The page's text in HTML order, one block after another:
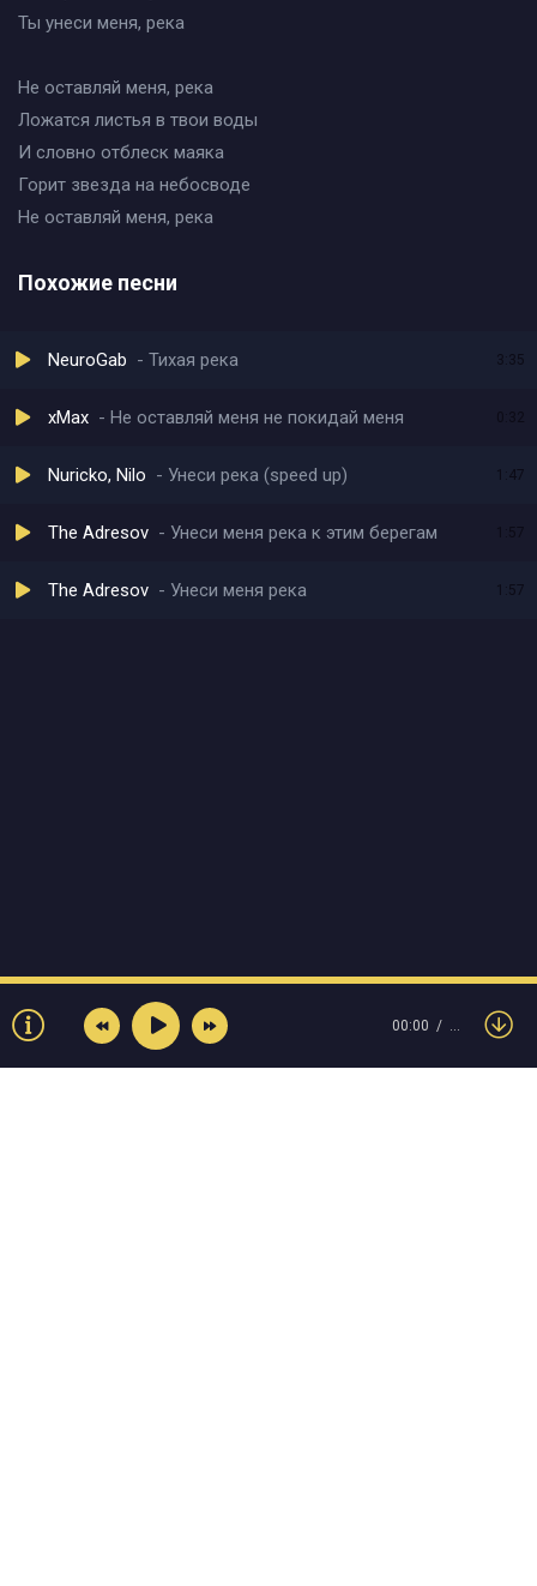
Ты унеси меня, река
Не оставляй меня, река
Ложатся листья в твои воды
И словно отблеск маяка
Горит звезда на небосводе
Не оставляй меня, река
Похожие песни
NeuroGab Тихая река 3:35
xMax Не оставляй меня не покидай меня
Nuricko, Nilo Унеси река (speed up) 1:47
The Adresov Унеси меня река к этим берегам
The Adresov Унеси меня река 1:57
00:00 …